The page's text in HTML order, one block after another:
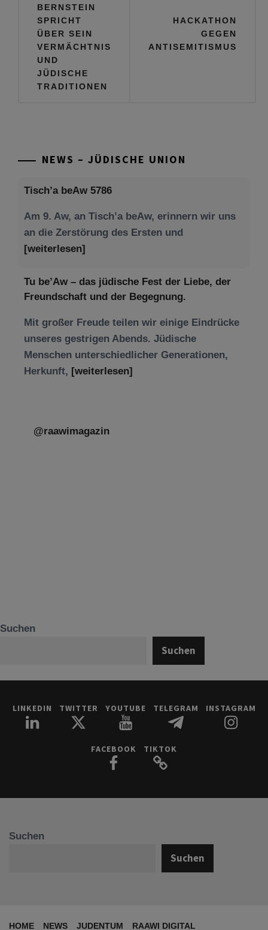
BERNSTEIN
SPRICHT
ÜBER SEIN
VERMÄCHTNIS
UND
JÜDISCHE
TRADITIONEN
HACKATHON
GEGEN
ANTISEMITISMUS
NEWS – JÜDISCHE UNION
Tisch’a beAw 5786
Am 9. Aw, an Tisch’a beAw, erinnern wir uns
an die Zerstörung des Ersten und
[weiterlesen]
Tu be’Aw – das jüdische Fest der Liebe, der
Freundschaft und der Begegnung.
Mit großer Freude teilen wir einige Eindrücke
unseres gestrigen Abends. Jüdische
Menschen unterschiedlicher Generationen,
Herkunft, [weiterlesen]
@raawimagazin
Suchen
Suchen
LINKEDIN TWITTER YOUTUBE TELEGRAM INSTAGRAM
FACEBOOK TIKTOK
Suchen
Suchen
HOME NEWS JUDENTUM RAAWI DIGITAL